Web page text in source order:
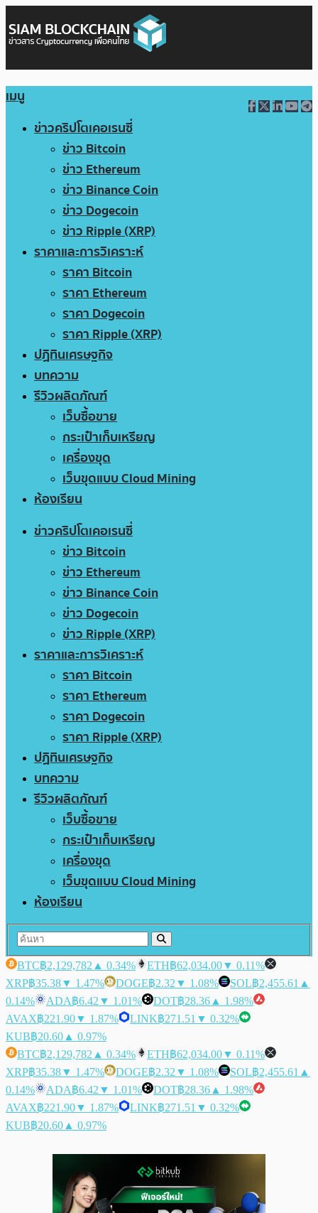
เมนู
ข่าวคริปโตเคอเรนซี่
ข่าว Bitcoin
ข่าว Ethereum
ข่าว Binance Coin
ข่าว Dogecoin
ข่าว Ripple (XRP)
ราคาและการวิเคราะห์
ราคา Bitcoin
ราคา Ethereum
ราคา Dogecoin
ราคา Ripple (XRP)
ปฏิทินเศรษฐกิจ
บทความ
รีวิวผลิตภัณฑ์
เว็บซื้อขาย
กระเป๋าเก็บเหรียญ
เครื่องขุด
เว็บขุดแบบ Cloud Mining
ห้องเรียน
ข่าวคริปโตเคอเรนซี่
ข่าว Bitcoin
ข่าว Ethereum
ข่าว Binance Coin
ข่าว Dogecoin
ข่าว Ripple (XRP)
ราคาและการวิเคราะห์
ราคา Bitcoin
ราคา Ethereum
ราคา Dogecoin
ราคา Ripple (XRP)
ปฏิทินเศรษฐกิจ
บทความ
รีวิวผลิตภัณฑ์
เว็บซื้อขาย
กระเป๋าเก็บเหรียญ
เครื่องขุด
เว็บขุดแบบ Cloud Mining
ห้องเรียน
BTC฿2,129,782 ▲ 0.34% ETH฿62,034.00▼ 0.11%
XRP฿35.38▼ 1.47% DOGE฿2.32 ▼ 1.08% SOL฿2,455.61 ▲
0.14%
ADA฿6.42 ▼ 1.01% DOT฿28.36 ▲ 1.98%
AVAX฿221.90▼ 1.87% LINK฿271.51 ▼ 0.32%
KUB฿20.60 ▲ 0.97%
BTC฿2,129,782 ▲ 0.34% ETH฿62,034.00▼ 0.11%
XRP฿35.38▼ 1.47% DOGE฿2.32 ▼ 1.08% SOL฿2,455.61 ▲
0.14%
ADA฿6.42 ▼ 1.01% DOT฿28.36 ▲ 1.98%
AVAX฿221.90▼ 1.87% LINK฿271.51 ▼ 0.32%
KUB฿20.60 ▲ 0.97%